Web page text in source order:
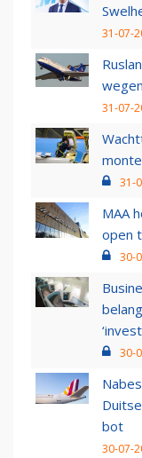
31-07-
31-07-
31-
MAA
open
30-
30-
bot
30-07-